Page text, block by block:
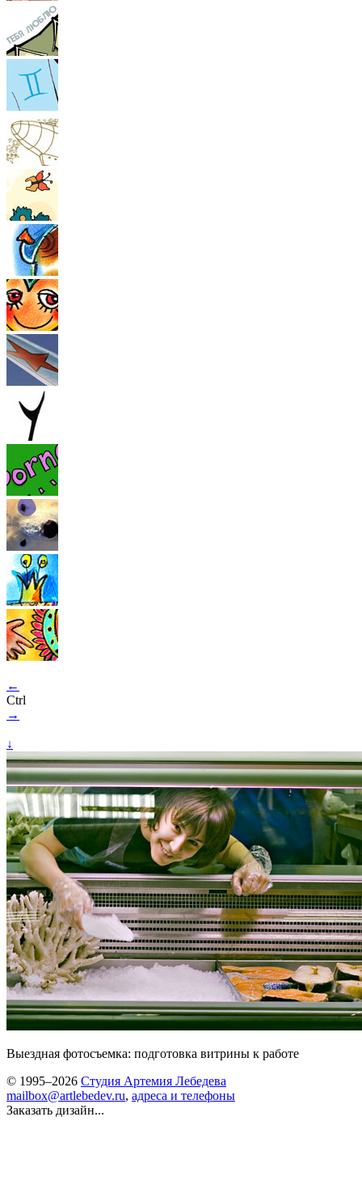
←
Ctrl
→
↓
Выездная фотосъемка: подготовка витрины к работе
© 1995–2026 Студия Артемия Лебедева
mailbox@artlebedev.ru, адреса и телефоны
Заказать дизайн...